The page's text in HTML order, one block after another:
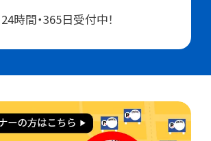
24時間・365日受付中！